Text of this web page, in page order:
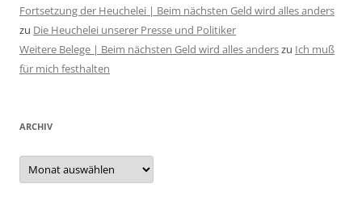
Fortsetzung der Heuchelei | Beim nächsten Geld wird alles anders
zu Die Heuchelei unserer Presse und Politiker
Weitere Belege | Beim nächsten Geld wird alles anderszu Ich muß
für mich festhalten
ARCHIV
Archiv